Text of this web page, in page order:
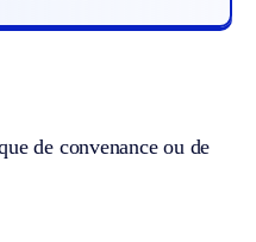
de convenance ou de